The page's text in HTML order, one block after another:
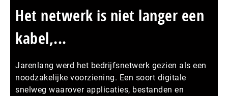
Het netwerk is niet langer een
kabel,...
Jarenlang werd het bedrijfsnetwerk gezien als een
noodzakelijke voorziening. Een soort digitale
snelweg waarover applicaties, bestanden en